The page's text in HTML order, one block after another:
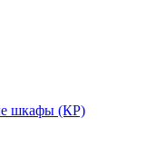
шкафы (КР)